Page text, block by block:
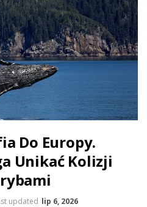
Do Europy.
Unikać Kolizji
updated lip 6, 2026